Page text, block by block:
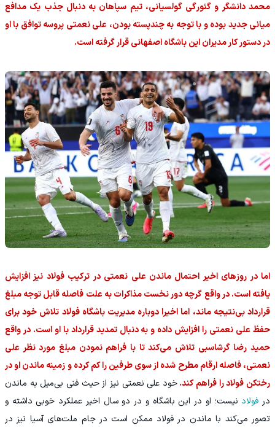
محمد دانشگر و گئورگی گولسیانی، تیم سپاهان به دنبال جذب یک مدافع
میانی جدید بوده و با توجه به چندپسته بودن، علی نعمتی پروسه توافق با او
در دستور کار مدیران این باشگاه اصفهانی قرار گرفته است.
اما در روزهای اخیر احتمال ماندن علی نعمتی در ترکیب فولاد نیز افزایش
یافته است. در واقع گرچه دور نخست مذاکرات به علت فاصله قابل توجه مبلغ
قرارداد بی‌نتیجه ماند، اما اخیرا دوباره مدیریت باشگاه فولاد تلاش خود برای
حفظ علی نعمتی را افزایش داده و به دنبال تمدید قرارداد با او است. در واقع
حمید رضا گرشاسبی تلاش می‌کند تا با فراهم نمودن مبلغ مورد نظر علی
نعمتی، فاصله ارقام مطرح شده از سوی طرفین را کم کرده و زمینه ماندن او در
رختکن فولاد را فراهم کند.خود علی نعمتی نیز از حیث فنی بی‌میل به ماندن
در فولاد نیست؛ او در این باشگاه و در دو سال اخیر عملکرد خوبی داشته و
تصور می‌کند با ماندن در فولاد ممکن است در جام ملت‌های آسیا نیز در